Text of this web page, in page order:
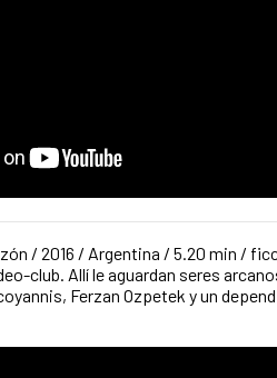
/ 2016 / Argentina / 5.20 min /
club. Allí le aguardan seres
Ferzan Ozpetek y un